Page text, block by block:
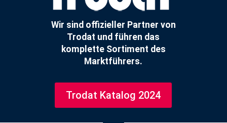
Wir sind offizieller Partner von
Trodat und führen das
komplette Sortiment des
Marktführers.
Trodat Katalog 2024